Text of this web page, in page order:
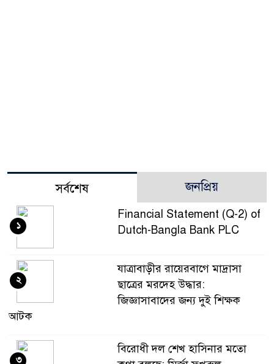
সর্বশেষ জনপ্রিয়
Financial Statement (Q-2) of
Dutch-Bangla Bank PLC
১
যাত্রাবাড়ীর রায়েরবাগে মাদ্রাসা
ছাত্রের মরদেহ উদ্ধার:
জিজ্ঞাসাবাদের জন্য দুই শিক্ষক
আটক
২
বিরোধী দল শেখ হাসিনার মতো
৩